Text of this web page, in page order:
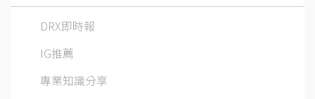
DRX即時報
IG推薦
專業知識分享